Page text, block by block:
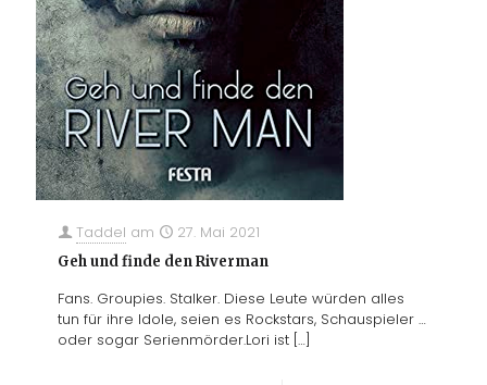
Taddel am 27. Mai 2021
Geh und finde den Riverman
Fans. Groupies. Stalker. Diese Leute würden alles
tun für ihre Idole, seien es Rockstars, Schauspieler …
oder sogar Serienmörder.Lori ist […]